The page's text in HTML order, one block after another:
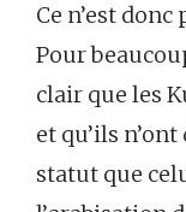
Ce n’est
Pour
clair que les
et qu’ils
statut que